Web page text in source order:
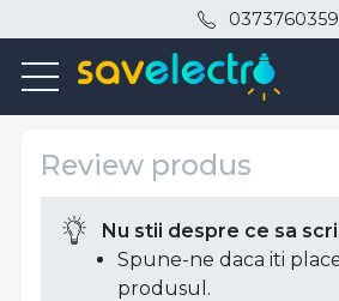
0373760359
Review produs
Nu stii despre ce sa
Spune-ne daca iti
produsul.